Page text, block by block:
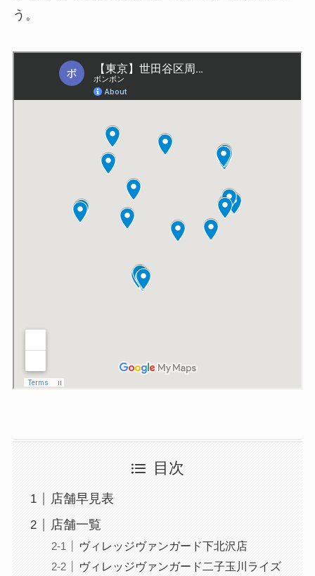
う。
目次
店舗早見表
店舗一覧
ヴィレッジヴァンガード下北沢店
ヴィレッジヴァンガード二子玉川ライズ